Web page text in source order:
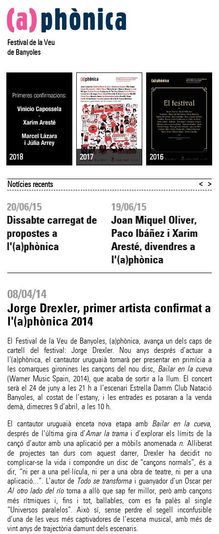
Festival de la Veu
de Banyoles
2018 2017 2016
Notícies recents
20/06/15
Dissabte carregat de
propostes a
l'(a)phònica
19/06/15
Joan Miquel Oliver,
Paco Ibáñez i Xarim
Aresté, divendres a
l'(a)phònica
< >
08/04/14
Jorge Drexler, primer artista confirmat a
l'(a)phònica 2014
El Festival de la Veu de Banyoles, (a)phònica, avança un dels caps de
cartell del festival: Jorge Drexler. Nou anys després d’actuar a
l’(a)phònica, el cantautor uruguaià tornarà per presentar en primícia a
les comarques gironines les cançons del nou disc, Bailar en la cueva
(Warner Music Spain, 2014), que acaba de sortir a la llum. El concert
serà el 24 de juny a les 21 h a l’escenari Estrella Damm Club Natació
Banyoles, al costat de l’estany, i les entrades es posaran a la venda
demà, dimecres 9 d’abril, a les 10 h.
El cantautor uruguaià enceta nova etapa amb Bailar en la cueva,
després de l’última gira d’Amar la tramai d’explorar els límits de la
cançó d’autor amb una aplicació per a mòbils anomenada n. Alliberat
de projectes tan durs com aquest darrer, Drexler ha decidit no
complicar-se la vida i compondre un disc de “cançons normals”, és a
dir, “ni per a una pel·lícula, ni per a una obra de teatre, ni per a una
aplicació...”. L’autor de Todo se transformai guanyador d’un Oscar per
Al otro lado del ríotorna a allò que sap fer millor, però amb cançons
més rítmiques i, fins i tot, ballables, com es fa palès al single
“Universos paralelos”. Això sí, sense perdre el segell inconfusible
d’una de les veus més captivadores de l’escena musical, amb més de
vint anys de trajectòria damunt dels escenaris.